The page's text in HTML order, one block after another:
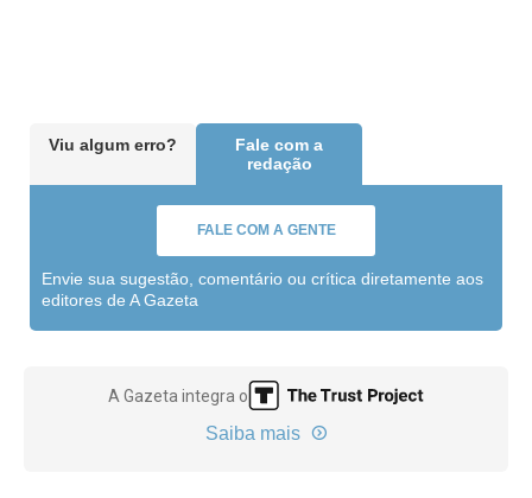
Viu algum erro?
Fale com a
redação
FALE COM A GENTE
Envie sua sugestão, comentário ou crítica diretamente aos
editores de A Gazeta
A Gazeta integra o
Saiba mais